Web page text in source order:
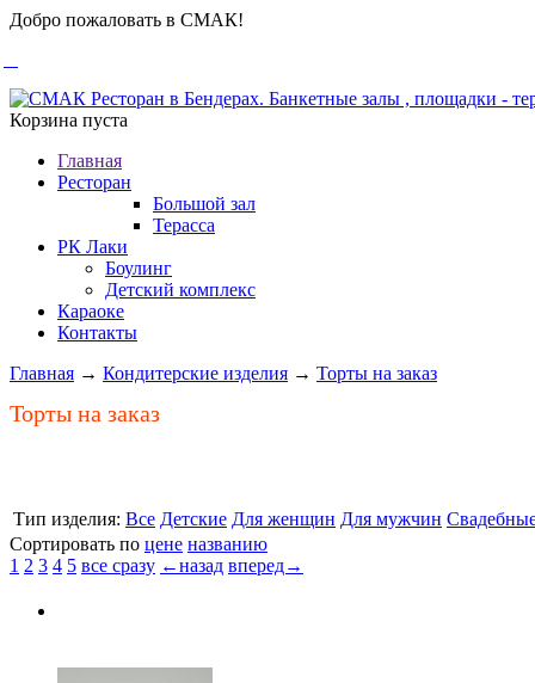
Добро пожаловать в СМАК!
Корзина пуста
Главная
Ресторан
Большой зал
Терасса
РК Лаки
Боулинг
Детский комплекс
Караоке
Контакты
Главная → Кондитерские изделия → Торты на заказ
Торты на заказ
Тип изделия: Все Детские Для женщин Для мужчин
Сортировать по цене названию
1 2 3 4 5 все сразу ←назад вперед→